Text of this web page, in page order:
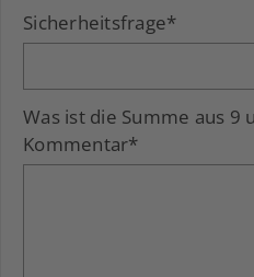
Sicherheitsfrage*
Was ist die Summe aus 9
Kommentar*